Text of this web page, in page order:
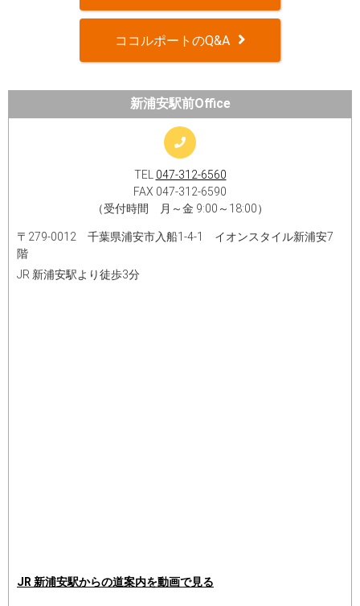
ココルポートのQ&A
新浦安駅前Office
TEL 047-312-6560
FAX 047-312-6590
（受付時間 月～金 9:00～18:00）
〒279-0012 千葉県浦安市入船1-4-1 イオンスタイル新浦安7
階​
JR 新浦安駅より徒歩3分
JR 新浦安駅からの道案内を動画で見る